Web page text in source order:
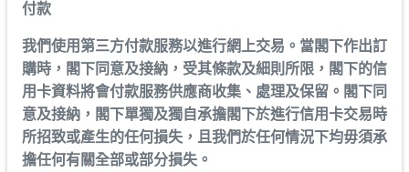
付款
我們使用第三方付款服務以進行網上交易。當閣下作出訂
購時，閣下同意及接納，受其條款及細則所限，閣下的信
用卡資料將會付款服務供應商收集、處理及保留。閣下同
意及接納，閣下單獨及獨自承擔閣下於進行信用卡交易時
所招致或產生的任何損失，且我們於任何情況下均毋須承
擔任何有關全部或部分損失。